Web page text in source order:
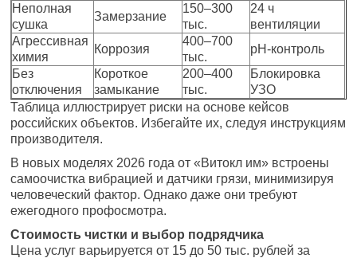
Неполная
сушка
Замерзание
150–300
тыс.
24 ч
вентиляции
Агрессивная
химия
Коррозия
400–700
тыс.
pH-контроль
Без
отключения
Короткое
замыкание
200–400
тыс.
Блокировка
УЗО
Таблица иллюстрирует риски на основе кейсов
российских объектов. Избегайте их, следуя инструкциям
производителя.
В новых моделях 2026 года от «Витокл им» встроены
самоочистка вибрацией и датчики грязи, минимизируя
человеческий фактор. Однако даже они требуют
ежегодного профосмотра.
Стоимость чистки и выбор подрядчика
Цена услуг варьируется от 15 до 50 тыс. рублей за